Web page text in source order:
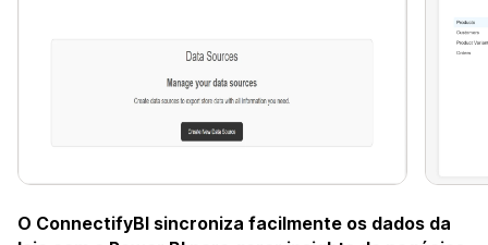
O ConnectifyBI sincroniza facilmente os dados da